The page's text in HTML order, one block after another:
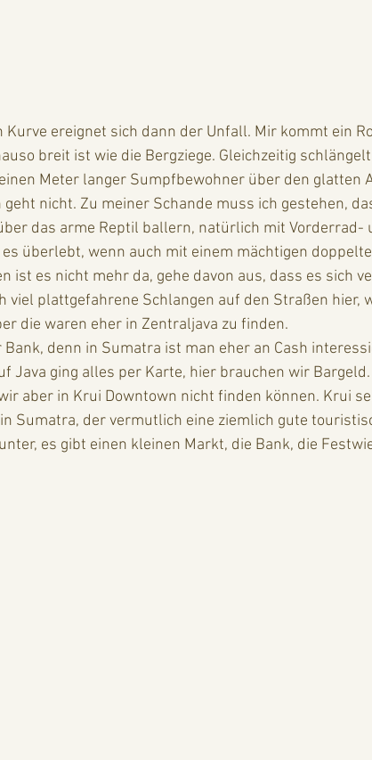
ereignet sich dann der Unfall. Mir kommt ein
breit ist wie die Bergziege. Gleichzeitig
Meter langer Sumpfbewohner über den glatten
nicht. Zu meiner Schande muss ich gestehen,
das arme Reptil ballern, natürlich mit Vorderrad-
überlebt, wenn auch mit einem mächtigen
ist es nicht mehr da, gehe davon aus, dass es sich
viel plattgefahrene Schlangen auf den Straßen hier,
die waren eher in Zentraljava zu finden.
Java ging alles per Karte, hier brauchen wir
aber in Krui Downtown nicht finden können. Krui
Sumatra, der vermutlich eine ziemlich gute
es gibt einen kleinen Markt, die Bank, die